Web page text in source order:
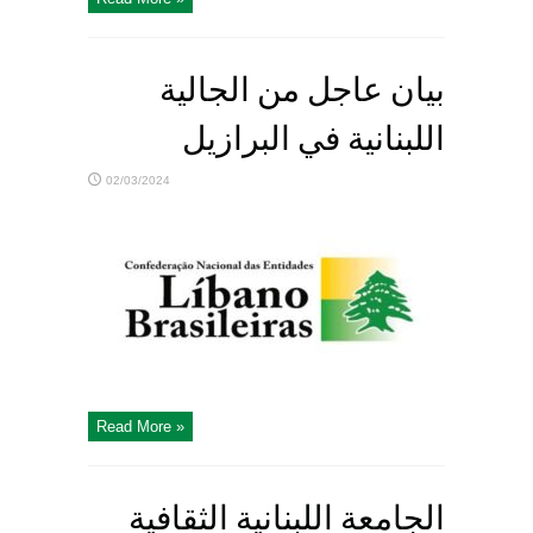
بيان عاجل من الجالية
اللبنانية في البرازيل
02/03/2024
Read More »
الجامعة اللبنانية الثقافية